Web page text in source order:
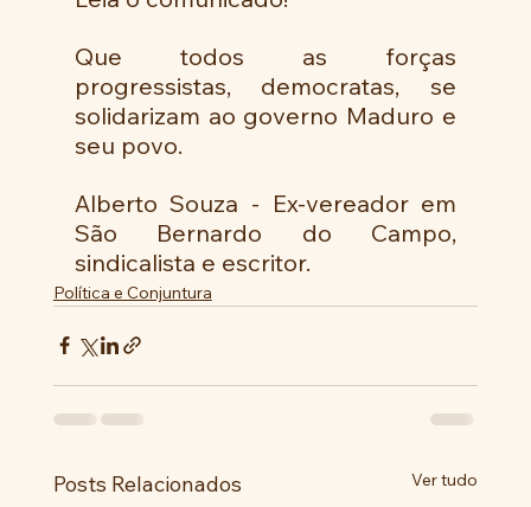
Que todos as forças
progressistas, democratas, se
solidarizam ao governo Maduro e
seu povo.
Alberto Souza - Ex-vereador em
São Bernardo do Campo,
sindicalista e escritor.
Política e Conjuntura
Posts Relacionados Ver tudo